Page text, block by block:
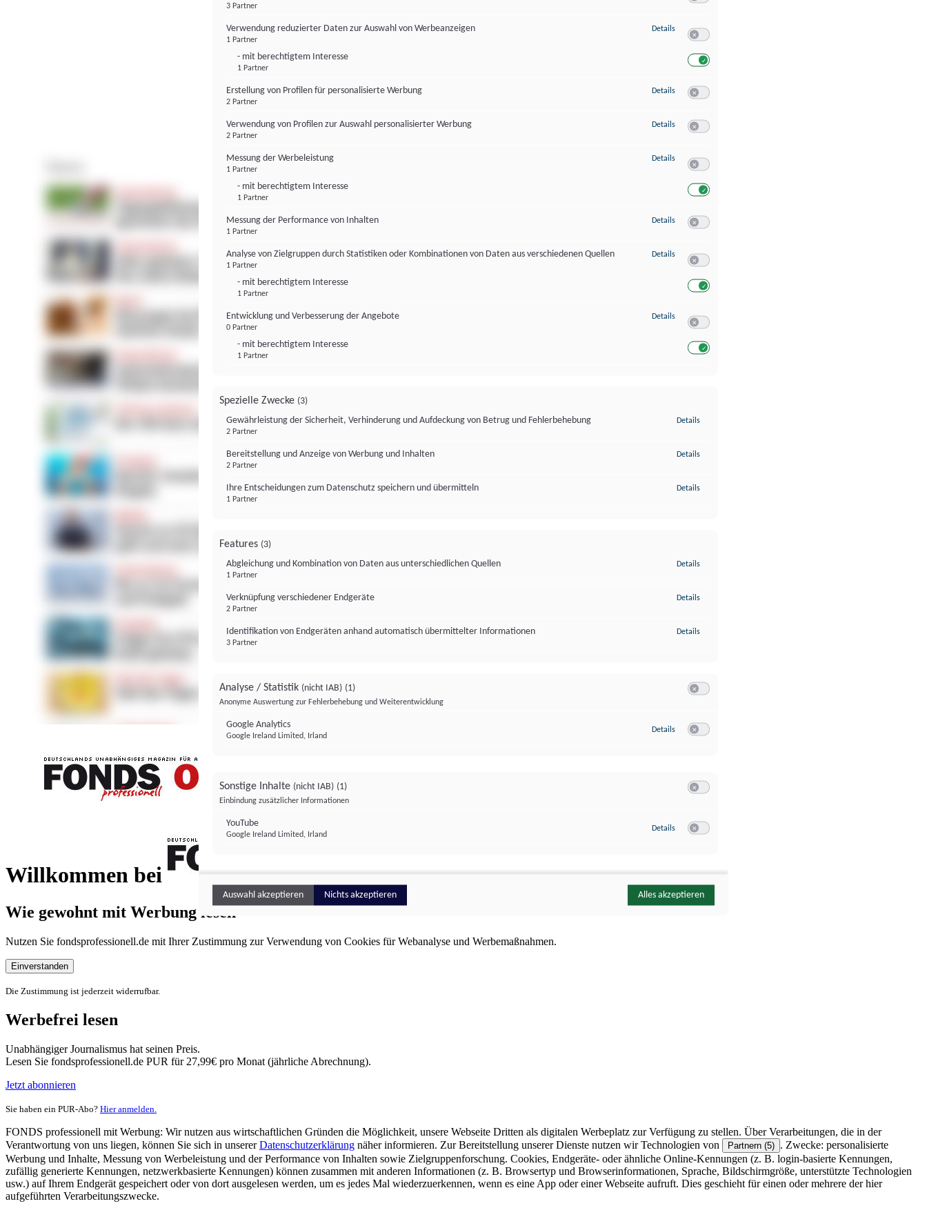
Willkommen bei
FONDS professionell
Wie gewohnt mit Werbung lesen
Nutzen Sie fondsprofessionell.de mit Ihrer Zustimmung zur Verwendung von Cookies für Webanalyse und Werbemaßnahmen.
Einverstanden
Die Zustimmung ist jederzeit widerrufbar.
Werbefrei lesen
Unabhängiger Journalismus hat seinen Preis.
Lesen Sie fondsprofessionell.de PUR für 27,99€ pro Monat (jährliche Abrechnung).
Jetzt abonnieren
Sie haben ein PUR-Abo? Hier anmelden.
FONDS professionell mit Werbung: Wir nutzen aus wirtschaftlichen Gründen die Möglichkeit, unsere Webseite Dritten als digitalen Werbeplatz zur Verfügung zu stellen. Über Verarbeitungen, die in der
Verantwortung von uns liegen, können Sie sich in unsererDatenschutzerklärung näher informieren. Zur Bereitstellung unserer Dienste nutzen wir Technologien von Partnern (5) . Zwecke: personalisierte
Werbung und Inhalte, Messung von Werbeleistung und der Performance von Inhalten sowie Zielgruppenforschung. Cookies, Endgeräte- oder ähnliche Online-Kennungen (z. B. login-basierte Kennungen,
zufällig generierte Kennungen, netzwerkbasierte Kennungen) können zusammen mit anderen Informationen (z. B. Browsertyp und Browserinformationen, Sprache, Bildschirmgröße, unterstützte Technologien
usw.) auf Ihrem Endgerät gespeichert oder von dort ausgelesen werden, um es jedes Mal wiederzuerkennen, wenn es eine App oder einer Webseite aufruft. Dies geschieht für einen oder mehrere der hier
aufgeführten Verarbeitungszwecke.
3 Partner
Verwendung reduzierter Daten zur Auswahl von Werbeanzeigen
1 Partner
- mit berechtigtem Interesse
1 Partner
Details zu Verwendung reduzierter Daten zur Auswahl von Werbeanzeigen
Erstellung von Profilen für personalisierte Werbung
2 Partner
Details zu Erstellung von Profilen für personalisierte Werbung
Verwendung von Profilen zur Auswahl personalisierter Werbung
2 Partner
Details zu Verwendung von Profilen zur Auswahl personalisierter Werbung
Messung der Werbeleistung
1 Partner
- mit berechtigtem Interesse
1 Partner
Details zu Messung der Werbeleistung
Messung der Performance von Inhalten
1 Partner
Details zu Messung der Performance von Inhalten
Analyse von Zielgruppen durch Statistiken oder Kombinationen von Daten aus verschiedenen Quellen
1 Partner
- mit berechtigtem Interesse
1 Partner
Details zu Analyse von Zielgruppen durch Statistiken oder Kombinationen von
Entwicklung und Verbesserung der Angebote
0 Partner
- mit berechtigtem Interesse
1 Partner
Details zu Entwicklung und Verbesserung der Angebote
Spezielle Zwecke (3)
Gewährleistung der Sicherheit, Verhinderung und Aufdeckung von Betrug und Fehlerbehebung
2 Partner
Details
Bereitstellung und Anzeige von Werbung und Inhalten
2 Partner
Details
Ihre Entscheidungen zum Datenschutz speichern und übermitteln
1 Partner
Details
Features (3)
Abgleichung und Kombination von Daten aus unterschiedlichen Quellen
1 Partner
Details
Verknüpfung verschiedener Endgeräte
2 Partner
Details
Identifikation von Endgeräten anhand automatisch übermittelter Informationen
3 Partner
Details
Analyse / Statistik (nicht IAB) (1)
Anonyme Auswertung zur Fehlerbehebung und Weiterentwicklung
Google Analytics
Google Ireland Limited, Irland
Details zu Google Analytics
Sonstige Inhalte (nicht IAB) (1)
Einbindung zusätzlicher Informationen
YouTube
Google Ireland Limited, Irland
Details zu YouTube
Auswahl akzeptieren Nichts akzeptieren Alles akzeptieren